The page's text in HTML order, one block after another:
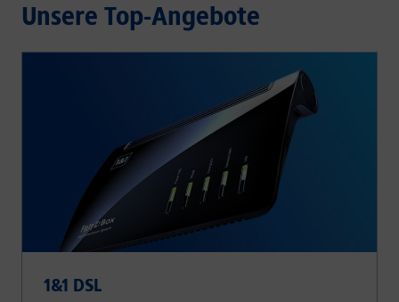
Unsere Top-Angebote
1&1 DSL